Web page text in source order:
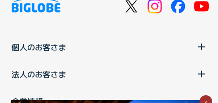
個人のお客さま
法人のお客さま